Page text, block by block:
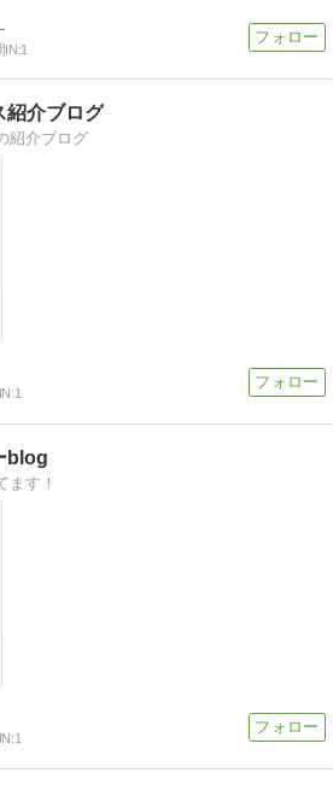
IN:1
紹介ブログ
紹介ブログ
1
blog
ます！
1